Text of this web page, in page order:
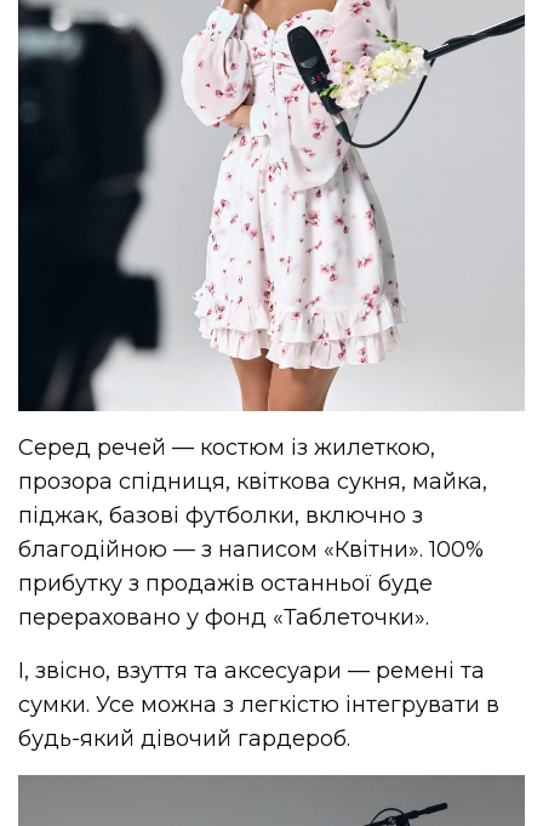
Серед речей — костюм із жилеткою,
прозора спідниця, квіткова сукня, майка,
піджак, базові футболки, включно з
благодійною — з написом «Квітни». 100%
прибутку з продажів останньої буде
перераховано у фонд «Таблеточки».
І, звісно, взуття та аксесуари — ремені та
сумки. Усе можна з легкістю інтегрувати в
будь-який дівочий гардероб.